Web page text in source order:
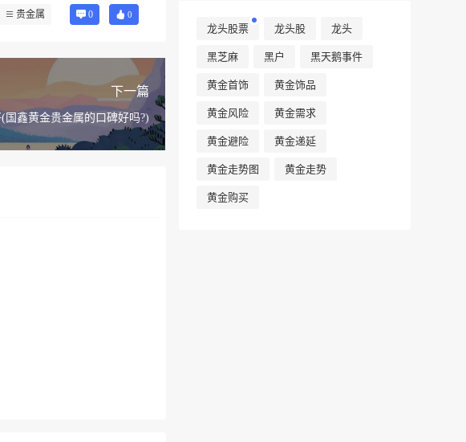
贵金属 0 0
下一篇
鑫黄金贵金属的口碑好吗?)
龙头股票 龙头股 龙头
黑芝麻 黑户 黑天鹅事件
黄金首饰 黄金饰品
黄金风险 黄金需求
黄金避险 黄金递延
黄金走势图 黄金走势
黄金购买